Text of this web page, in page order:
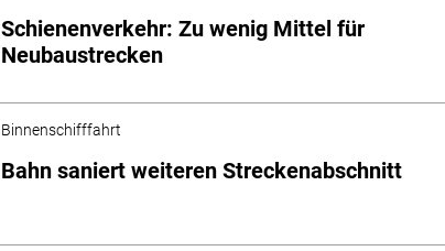
Schienenverkehr: Zu wenig Mittel für
Neubaustrecken
Binnenschifffahrt
Bahn saniert weiteren Streckenabschnitt